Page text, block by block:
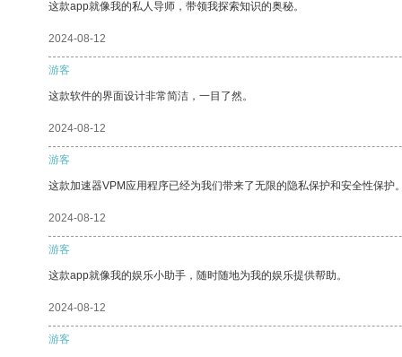
这款app就像我的私人导师，带领我探索知识的奥秘。
2024-08-12
游客
这款软件的界面设计非常简洁，一目了然。
2024-08-12
游客
这款加速器VPM应用程序已经为我们带来了无限的隐私保护和安全性保护
2024-08-12
游客
这款app就像我的娱乐小助手，随时随地为我的娱乐提供帮助。
2024-08-12
游客